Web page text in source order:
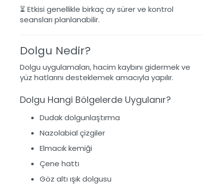
⏳ Etkisi genellikle birkaç ay sürer ve kontrol
seansları planlanabilir.
Dolgu Nedir?
Dolgu uygulamaları, hacim kaybını gidermek ve
yüz hatlarını desteklemek amacıyla yapılır.
Dolgu Hangi Bölgelerde Uygulanır?
Dudak dolgunlaştırma
Nazolabial çizgiler
Elmacık kemiği
Çene hattı
Göz altı ışık dolgusu